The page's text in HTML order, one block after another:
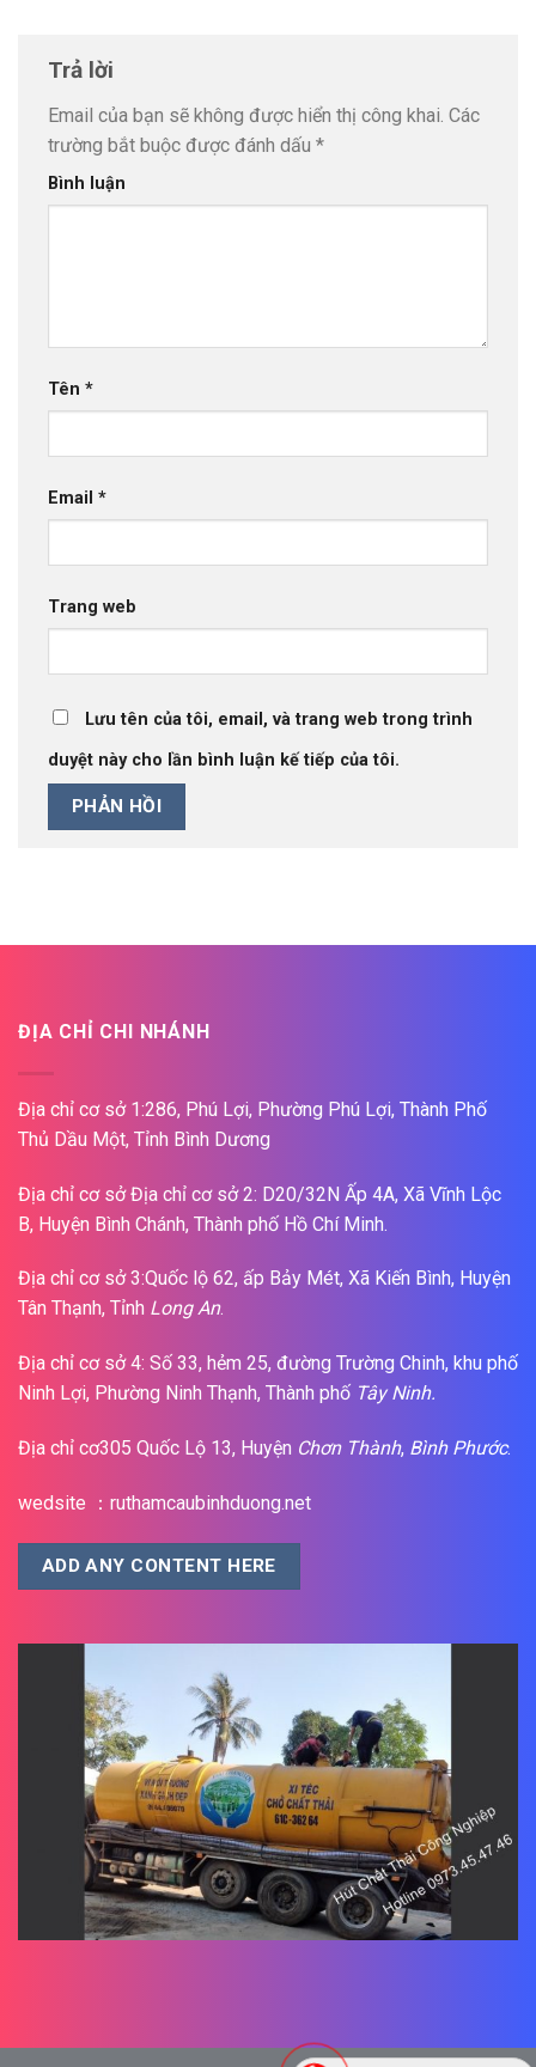
Trả lời
Email của bạn sẽ không được hiển thị công khai. Các
trường bắt buộc được đánh dấu *
Bình luận
Tên *
Email *
Trang web
Lưu tên của tôi, email, và trang web trong trình
duyệt này cho lần bình luận kế tiếp của tôi.
ĐỊA CHỈ CHI NHÁNH
Địa chỉ cơ sở 1:286, Phú Lợi, Phường Phú Lợi, Thành Phố
Thủ Dầu Một, Tỉnh Bình Dương
Địa chỉ cơ sở Địa chỉ cơ sở 2: D20/32N Ấp 4A, Xã Vĩnh Lộc
B, Huyện Bình Chánh, Thành phố Hồ Chí Minh.
Địa chỉ cơ sở 3:Quốc lộ 62, ấp Bảy Mét, Xã Kiến Bình, Huyện
Tân Thạnh, Tỉnh Long An.
Địa chỉ cơ sở 4: Số 33, hẻm 25, đường Trường Chinh, khu phố
Ninh Lợi, Phường Ninh Thạnh, Thành phố Tây Ninh.
Địa chỉ cơ305 Quốc Lộ 13, Huyện Chơn Thành, Bình Phước.
wedsite ：ruthamcaubinhduong.net
ADD ANY CONTENT HERE